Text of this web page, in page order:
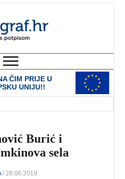
ČIM PRIJE U
UNIJU!!
Burić i
sela
/ 28.06.2019.